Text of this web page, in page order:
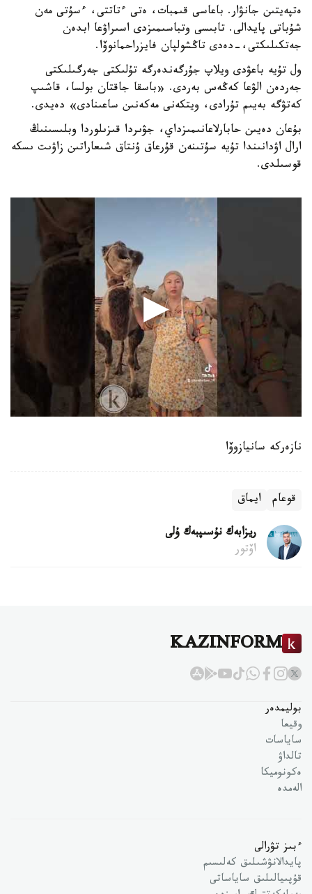
ەتپەيتىن جانۋار. باعاسى قىمبات، ەتى ءتاتتى، ءسۇتى مەن
شۇباتى پايدالى. تابىسى وتباسىمىزدى اسىراۋعا ابدەن
جەتكىلىكتى،-دەدى تاڭشولپان فايزراحمانوۆا.
ول تۇيە باعۋدى ويلاپ جۇرگەندەرگە تۇلىكتى جەرگىلىكتى
جەردەن الۋعا كەڭەس بەردى. «باسقا جاقتان بولسا، قاشىپ
كەتۋگە بەيىم تۇرادى، ويتكەنى مەكەنىن ساعىنادى» دەيدى.
بۇعان دەيىن حابارلاعانىمىزداي، جۋىردا قىزىلوردا وبلىسىنىڭ
ارال اۋدانىندا تۇيە سۇتىنەن قۇرعاق ۇنتاق شىعاراتىن زاۋىت ىسكە
قوسىلدى.
نازەركە سانيازوۆا
قوعام ايماق
ريزابەك نۇسىپبەك ۇلى
اۆتور
KAZINFORM
بوليمدەر
وقيعا
ساياسات
تالداۋ
ەكونوميكا
الەمدە
ءبىز تۋرالى
پايدالانۋشىلىق كەلىسىم
قۇپىيالىلىق ساياساتى